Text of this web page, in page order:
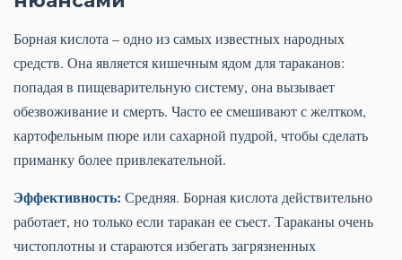
Борная кислота – одно из самых известных народных
средств. Она является кишечным ядом для тараканов:
попадая в пищеварительную систему, она вызывает
обезвоживание и смерть. Часто ее смешивают с желтком,
картофельным пюре или сахарной пудрой, чтобы сделать
приманку более привлекательной.
Эффективность: Средняя. Борная кислота действительно
работает, но только если таракан ее съест. Тараканы очень
чистоплотны и стараются избегать загрязненных